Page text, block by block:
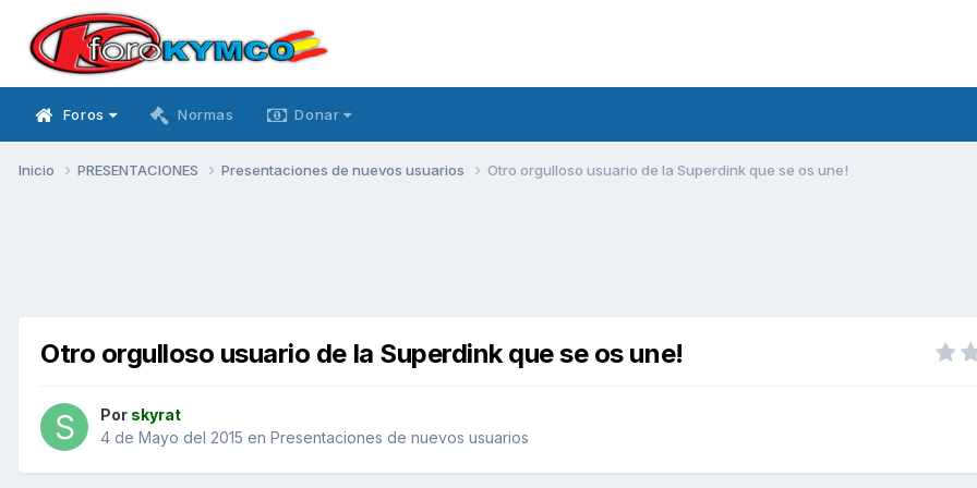
Foros Normas Donar
Inicio PRESENTACIONES Presentaciones de nuevos usuarios Otro orgulloso usuario de la Superdink que se os une!
Otro orgulloso usuario de la Superdink que se os une!
Por skyrat
4 de Mayo del 2015 en Presentaciones de nuevos usuarios